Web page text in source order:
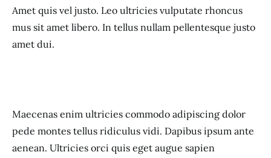
Amet quis vel justo. Leo ultricies vulputate rhoncus
mus sit amet libero. In tellus nullam pellentesque justo
amet dui.
Maecenas enim ultricies commodo adipiscing dolor
pede montes tellus ridiculus vidi. Dapibus ipsum ante
aenean. Ultricies orci quis eget augue sapien